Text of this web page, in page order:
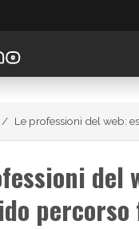
Le professioni del web:
del